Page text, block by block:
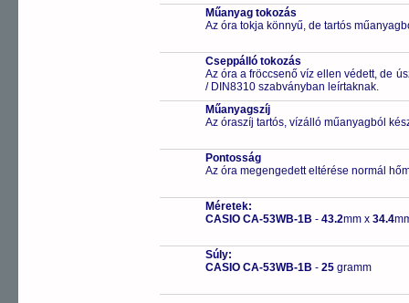
Műanyag tokozás
Az óra tokja könnyű, de tartós
Cseppálló tokozás
Az óra a fröccsenő víz ellen védett, de
/ DIN8310 szabványban leírtaknak.
Műanyagszíj
Az óraszíj tartós, vízálló műanyagból
Pontosság
Az óra megengedett eltérése normál
Méretek:
CASIO CA-53WB-1B - 43.2mm x 34.4
Súly:
CASIO CA-53WB-1B - 25 gramm